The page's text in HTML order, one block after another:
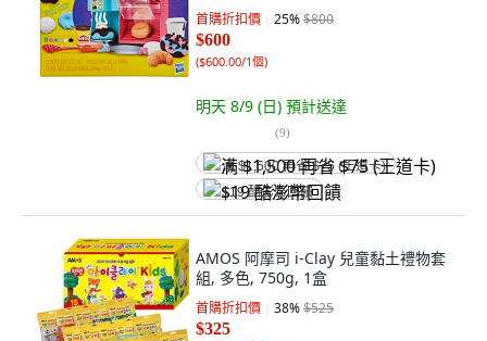
首購折扣價 25%$800
$600
($600.00/1個)
明天 8/9 (日) 預計送達
(9)
满 $1,500 再省 $75 (王道卡)
$19 酷澎幣回饋
AMOS 阿摩司 i-Clay 兒童黏土禮物套
組, 多色, 750g, 1盒
首購折扣價 38%$525
$325